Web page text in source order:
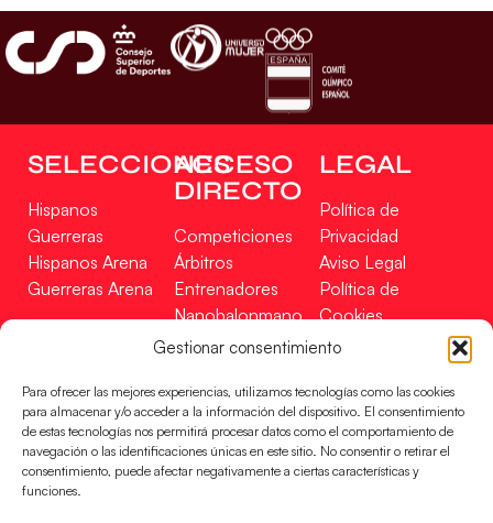
Gestionar consentimiento
Para ofrecer las mejores experiencias, utilizamos tecnologías como las cookies
para almacenar y/o acceder a la información del dispositivo. El consentimiento
de estas tecnologías nos permitirá procesar datos como el comportamiento de
navegación o las identificaciones únicas en este sitio. No consentir o retirar el
consentimiento, puede afectar negativamente a ciertas características y
funciones.
SELECCIONES
Hispanos
Guerreras
Hispanos Arena
Guerreras Arena
ACCESO
DIRECTO
Competiciones
Árbitros
Entrenadores
Nanobalonmano
Tienda
LEGAL
Política de
Privacidad
Aviso Legal
Política de
Cookies
Mapa Web
Incidencias
CONTACTO
EN
FINANCIADO